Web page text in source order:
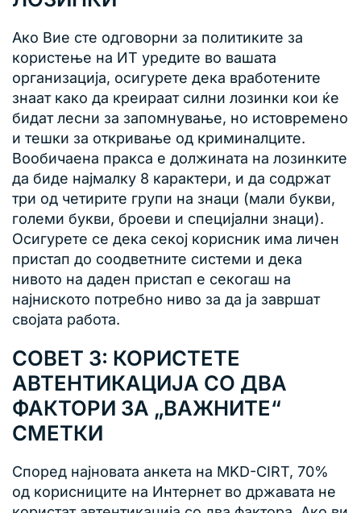
Ако Вие сте одговорни за политиките за
користење на ИТ уредите во вашата
организација, осигурете дека вработените
знаат како да креираат силни лозинки кои ќе
бидат лесни за запомнување, но истовремено
и тешки за откривање од криминалците.
Вообичаена пракса е должината на лозинките
да биде најмалку 8 карактери, и да содржат
три од четирите групи на знаци (мали букви,
големи букви, броеви и специјални знаци).
Осигурете се дека секој корисник има личен
пристап до соодветните системи и дека
нивото на даден пристап е секогаш на
најниското потребно ниво за да ја завршат
својата работа.
СОВЕТ 3: КОРИСТЕТЕ
АВТЕНТИКАЦИЈА СО ДВА
ФАКТОРИ ЗА „ВАЖНИТЕ“
СМЕТКИ
Според најновата анкета на MKD-CIRT, 70%
од корисниците на Интернет во државата не